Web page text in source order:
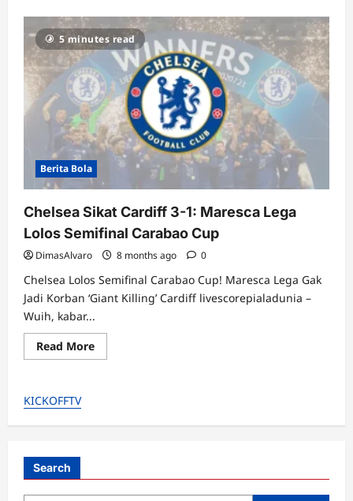
5 minutes read
Berita Bola
Chelsea Sikat Cardiff 3-1: Maresca Lega
Lolos Semifinal Carabao Cup
DimasAlvaro 8 months ago 0
Chelsea Lolos Semifinal Carabao Cup! Maresca Lega Gak
Jadi Korban ‘Giant Killing’ Cardiff livescorepialadunia –
Wuih, kabar...
Read MoreRead
more
1:
Carabao
KICKOFFTV
Search